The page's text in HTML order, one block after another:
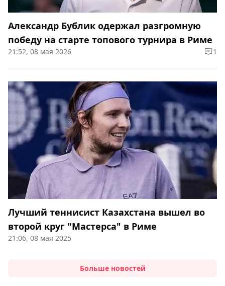
Александр Бублик одержал разгромную
победу на старте топового турнира в Риме
21:52, 08 мая 2026 1
Лучший теннисист Казахстана вышел во
второй круг "Мастерса" в Риме
21:06, 08 мая 2025
Больше новостей